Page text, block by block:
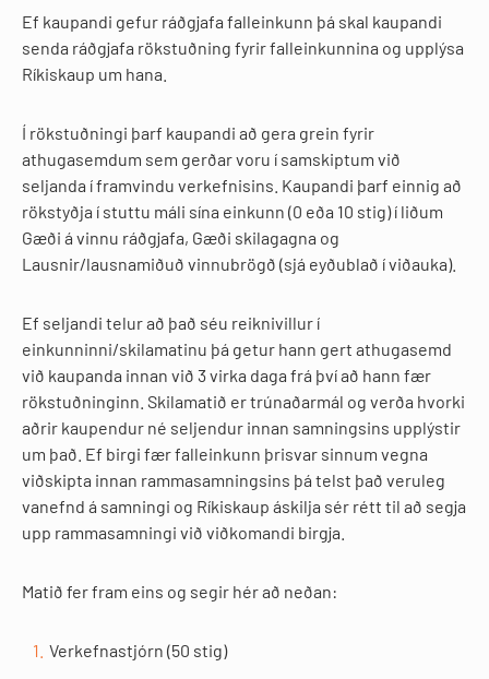
Ef kaupandi gefur ráðgjafa falleinkunn þá skal kaupandi
senda ráðgjafa rökstuðning fyrir falleinkunnina og upplýsa
Ríkiskaup um hana.
Í rökstuðningi þarf kaupandi að gera grein fyrir
athugasemdum sem gerðar voru í samskiptum við
seljanda í framvindu verkefnisins. Kaupandi þarf einnig að
rökstyðja í stuttu máli sína einkunn (0 eða 10 stig) í liðum
Gæði á vinnu ráðgjafa, Gæði skilagagna og
Lausnir/lausnamiðuð vinnubrögð (sjá eyðublað í viðauka).
Ef seljandi telur að það séu reiknivillur í
einkunninni/skilamatinu þá getur hann gert athugasemd
við kaupanda innan við 3 virka daga frá því að hann fær
rökstuðninginn. Skilamatið er trúnaðarmál og verða hvorki
aðrir kaupendur né seljendur innan samningsins upplýstir
um það. Ef birgi fær falleinkunn þrisvar sinnum vegna
viðskipta innan rammasamningsins þá telst það veruleg
vanefnd á samningi og Ríkiskaup áskilja sér rétt til að segja
upp rammasamningi við viðkomandi birgja.
Matið fer fram eins og segir hér að neðan:
Verkefnastjórn (50 stig)